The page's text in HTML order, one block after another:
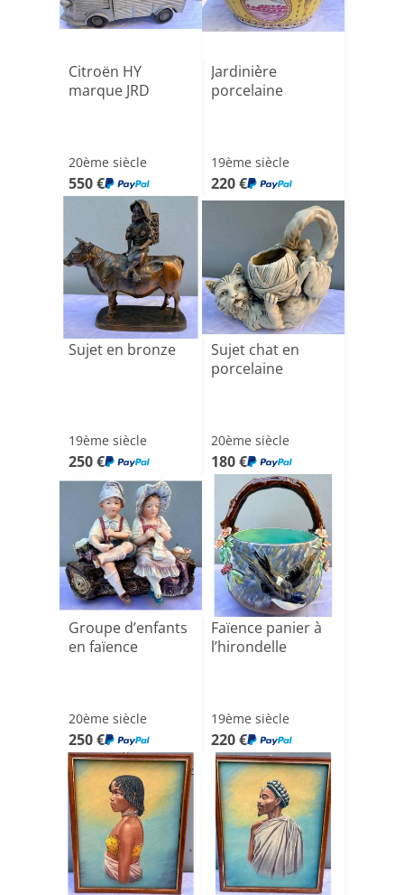
Citroën HY
marque JRD
20ème siècle
550 €
Jardinière
porcelaine
19ème siècle
220 €
Sujet en bronze
19ème siècle
250 €
Sujet chat en
porcelaine
20ème siècle
180 €
Groupe d’enfants
en faïence
20ème siècle
250 €
Faïence panier à
l’hirondelle
19ème siècle
220 €